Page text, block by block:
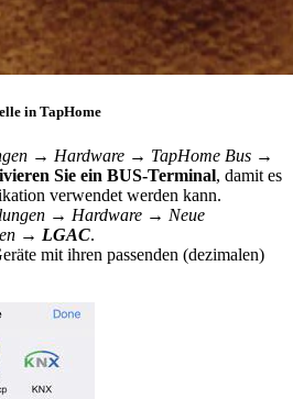
in TapHome
→ Hardware → TapHome Bus →
Sie ein BUS-Terminal, damit es
verwendet werden kann.
→ Hardware → Neue
→ LGAC.
mit ihren passenden (dezimalen)